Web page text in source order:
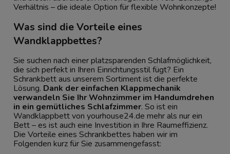
Verhältnis – die ideale Option für flexible Wohnkonzepte!
Was sind die Vorteile eines
Wandklappbettes?
Sie suchen nach einer platzsparenden Schlafmöglichkeit,
die sich perfekt in Ihren Einrichtungsstil fügt? Ein
Schrankbett aus unserem Sortiment ist die perfekte
Lösung. Dank der einfachen Klappmechanik
verwandeln Sie Ihr Wohnzimmer im Handumdrehen
in ein gemütliches Schlafzimmer. So ist ein
Wandklappbett von yourhouse24.de mehr als nur ein
Bett – es ist auch eine Investition in Ihre Raumeffizienz.
Die Vorteile eines Schrankbettes haben wir im
Folgenden kurz für Sie zusammengefasst: